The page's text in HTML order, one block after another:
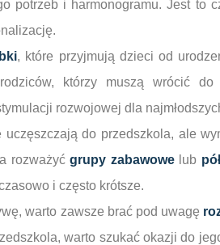
potrzeb i harmonogramu. Jest to
, które przyjmują dzieci od
którzy muszą wrócić
rozwojowej dla
uczęszczają do przedszkola, ale
rozważyćgrupy zabawowelub
i często krótsze.
warto zawsze brać pod uwagę
warto szukać okazji do